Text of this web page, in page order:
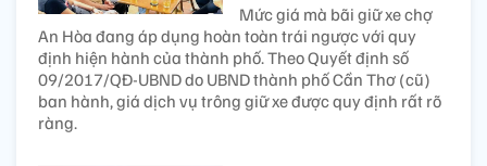
Mức giá mà bãi giữ xe chợ
An Hòa đang áp dụng hoàn toàn trái ngược với quy
định hiện hành của thành phố. Theo Quyết định số
09/2017/QĐ-UBND do UBND thành phố Cần Thơ (cũ)
ban hành, giá dịch vụ trông giữ xe được quy định rất rõ
ràng.